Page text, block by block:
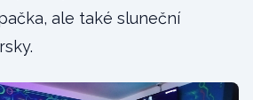
ale také sluneční